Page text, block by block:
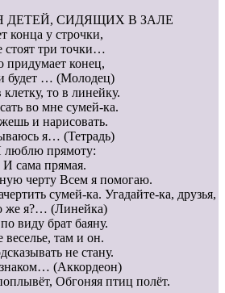
ДЕТЕЙ, СИДЯЩИХ В ЗАЛЕ
конца у строчки,
стоят три точки…
придумает конец,
будет … (Молодец)
клетку, то в линейку.
во мне сумей-ка.
и нарисовать.
я… (Тетрадь)
люблю прямоту:
И сама прямая.
черту Всем я помогаю.
сумей-ка. Угадайте-ка, друзья,
же я?… (Линейка)
виду брат баяну.
веселье, там и он.
не стану.
(Аккордеон)
Обгоняя птиц полёт.